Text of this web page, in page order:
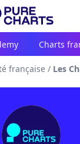
Charts
française / Les